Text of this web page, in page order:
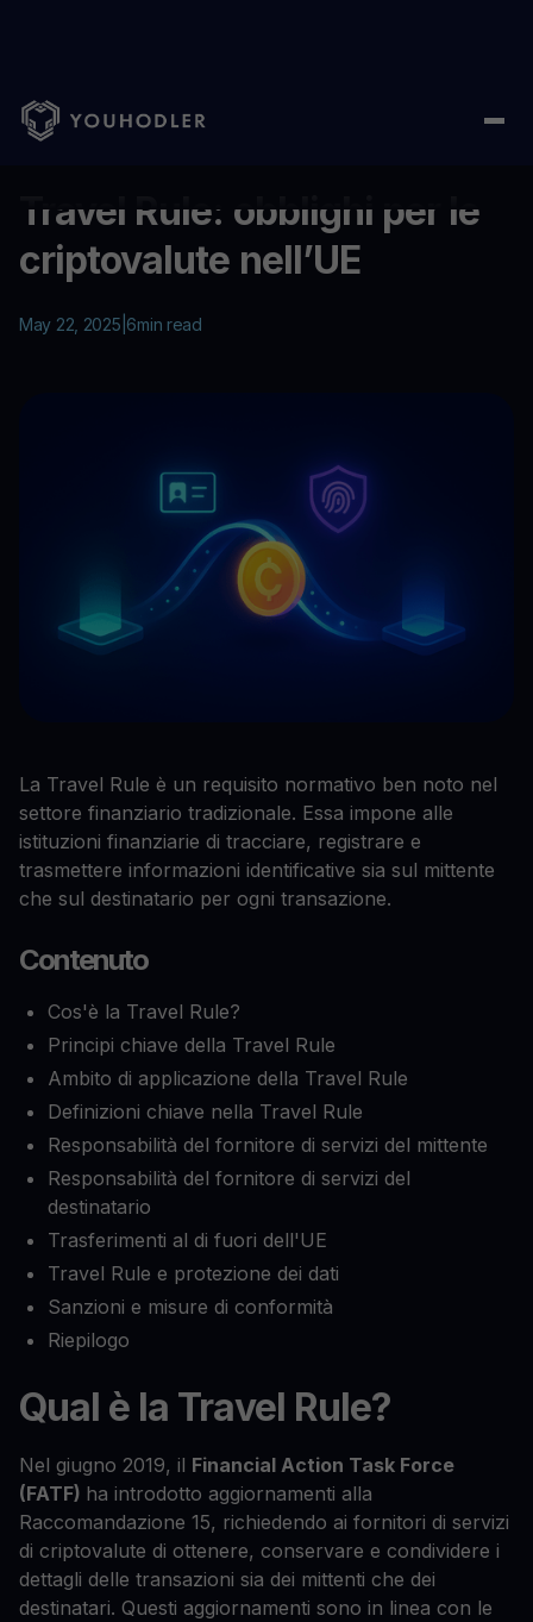
Home Education/Travel Rule: obblighi per le criptovalute
Travel Rule: obblighi per le
criptovalute nell’UE
May 22, 2025 6min read
La Travel Rule è un requisito normativo ben noto nel
settore finanziario tradizionale. Essa impone alle
istituzioni finanziarie di tracciare, registrare e
trasmettere informazioni identificative sia sul mittente
che sul destinatario per ogni transazione.
Contenuto
Cos'è la Travel Rule?
Principi chiave della Travel Rule
Ambito di applicazione della Travel Rule
Definizioni chiave nella Travel Rule
Responsabilità del fornitore di servizi del mittente
Responsabilità del fornitore di servizi del
destinatario
Trasferimenti al di fuori dell'UE
Travel Rule e protezione dei dati
Sanzioni e misure di conformità
Riepilogo
Qual è la Travel Rule?
Nel giugno 2019, il Financial Action Task Force
(FATF) ha introdotto aggiornamenti alla
Raccomandazione 15, richiedendo ai fornitori di servizi
di criptovalute di ottenere, conservare e condividere i
dettagli delle transazioni sia dei mittenti che dei
destinatari. Questi aggiornamenti sono in linea con le